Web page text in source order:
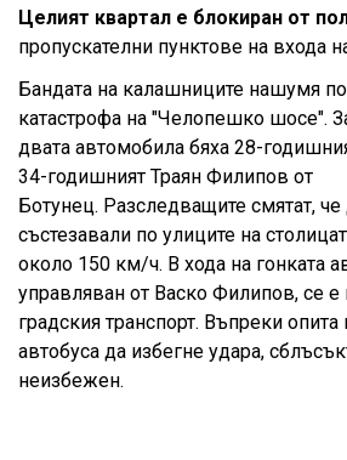
Целият квартал е блокиран от
пропускателни пунктове на входа
Бандата на калашниците нашумя
катастрофа на "Челопешко шосе".
двата автомобила бяха 28-
34-годишният Траян Филипов от
Ботунец. Разследващите смятат,
състезавали по улиците на
около 150 км/ч. В хода на гонката
управляван от Васко Филипов, се е
градския транспорт. Въпреки опита
автобуса да избегне удара,
неизбежен.